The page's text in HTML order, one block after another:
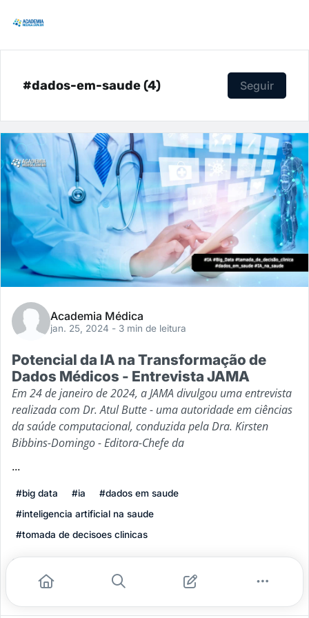
#dados-em-saude (4) Seguir
Academia Médica
jan. 25, 2024 - 3 min de leitura
Potencial da IA na Transformação de
Dados Médicos - Entrevista JAMA
Em 24 de janeiro de 2024, a JAMA divulgou uma entrevista
realizada com Dr. Atul Butte - uma autoridade em ciências
da saúde computacional, conduzida pela Dra. Kirsten
Bibbins-Domingo - Editora-Chefe da
...
#big data #ia
#dados em saude
#inteligencia artificial na saude
#tomada de decisoes clinicas